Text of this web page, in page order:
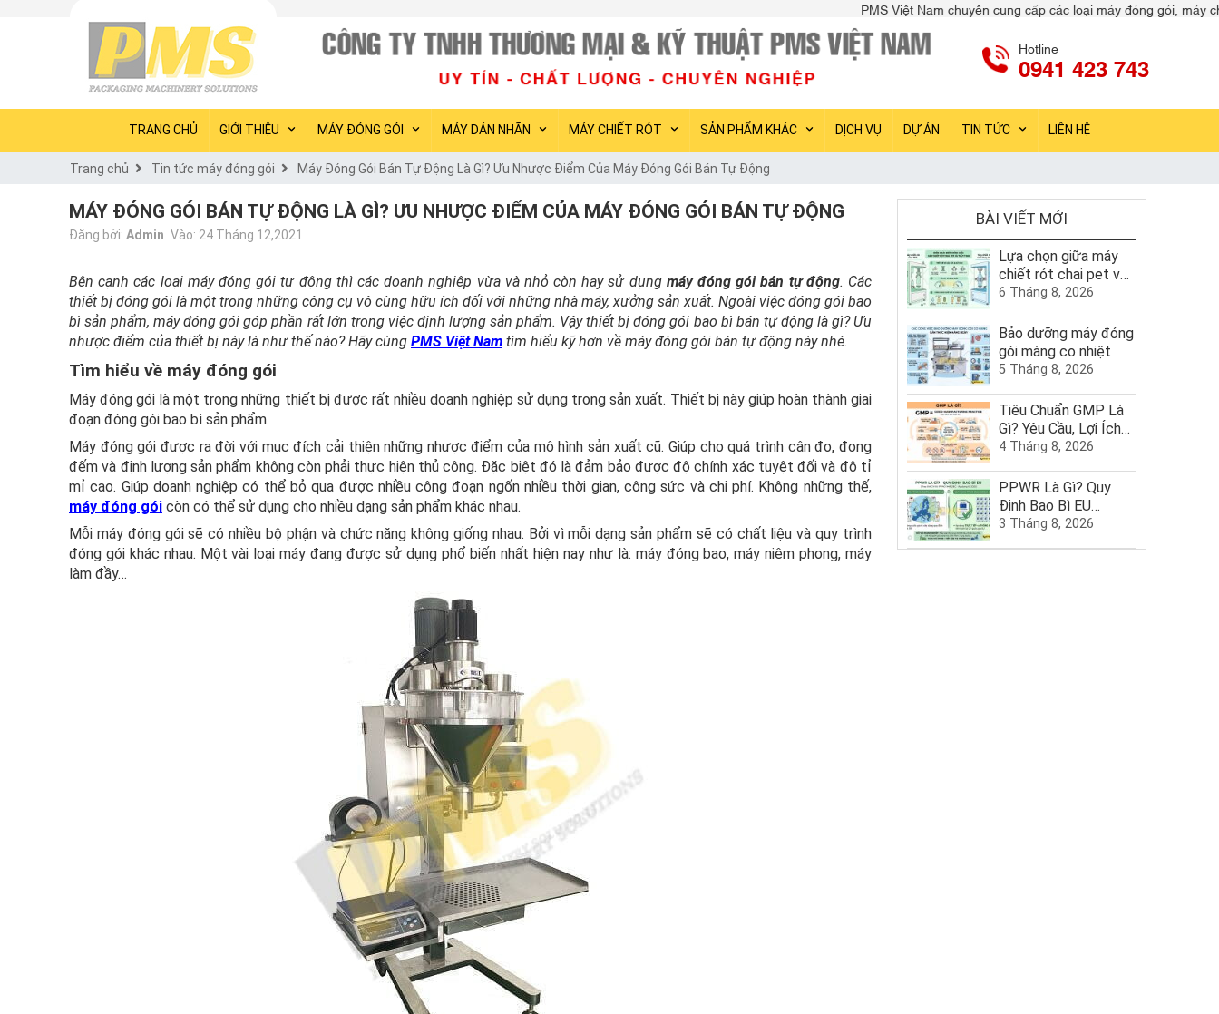
PMS Việt Nam chuyên cung cấp các loại máy đóng gói, máy chiết rót, máy
Hotline
0941 423 743
TRANG CHỦ GIỚI THIỆU MÁY ĐÓNG GÓI MÁY DÁN NHÃN MÁY CHIẾT RÓT SẢN PHẨM KHÁC DỊCH VỤ DỰ ÁN TIN TỨC LIÊN HỆ
Trang chủ Tin tức máy đóng gói Máy Đóng Gói Bán Tự Động Là Gì? Ưu Nhược Điểm Của Máy Đóng Gói Bán Tự Động
MÁY ĐÓNG GÓI BÁN TỰ ĐỘNG LÀ GÌ? ƯU NHƯỢC ĐIỂM CỦA MÁY ĐÓNG GÓI BÁN TỰ ĐỘNG
Đăng bởi: Admin Vào: 24 Tháng 12,2021
Bên cạnh các loại máy đóng gói tự động thì các doanh nghiệp vừa và nhỏ còn hay sử dụng máy đóng gói bán tự động. Các
thiết bị đóng gói là một trong những công cụ vô cùng hữu ích đối với những nhà máy, xưởng sản xuất. Ngoài việc đóng gói bao
bì sản phẩm, máy đóng gói góp phần rất lớn trong việc định lượng sản phẩm. Vậy thiết bị đóng gói bao bì bán tự động là gì? Ưu
nhược điểm của thiết bị này là như thế nào? Hãy cùng PMS Việt Nam tìm hiểu kỹ hơn về máy đóng gói bán tự động này nhé.
Tìm hiểu về máy đóng gói
Máy đóng gói là một trong những thiết bị được rất nhiều doanh nghiệp sử dụng trong sản xuất. Thiết bị này giúp hoàn thành giai
đoạn đóng gói bao bì sản phẩm.
Máy đóng gói được ra đời với mục đích cải thiện những nhược điểm của mô hình sản xuất cũ. Giúp cho quá trình cân đo, đong
đếm và định lượng sản phẩm không còn phải thực hiện thủ công. Đặc biệt đó là đảm bảo được độ chính xác tuyệt đối và độ tỉ
mỉ cao. Giúp doanh nghiệp có thể bỏ qua được nhiều công đoạn ngốn nhiều thời gian, công sức và chi phí. Không những thế,
máy đóng gói còn có thể sử dụng cho nhiều dạng sản phẩm khác nhau.
Mỗi máy đóng gói sẽ có nhiều bộ phận và chức năng không giống nhau. Bởi vì mỗi dạng sản phẩm sẽ có chất liệu và quy trình
đóng gói khác nhau. Một vài loại máy đang được sử dụng phổ biến nhất hiện nay như là: máy đóng bao, máy niêm phong, máy
làm đầy…
BÀI VIẾT MỚI
Lựa chọn giữa máy
chiết rót chai pet và
máy chiết rót chai
6 Tháng 8, 2026
Bảo dưỡng máy đóng
gói màng co nhiệt
5 Tháng 8, 2026
Tiêu Chuẩn GMP Là
Gì? Yêu Cầu, Lợi Ích
Và Quy Trình Chứng
4 Tháng 8, 2026
PPWR Là Gì? Quy
Định Bao Bì EU
2025–2030
3 Tháng 8, 2026